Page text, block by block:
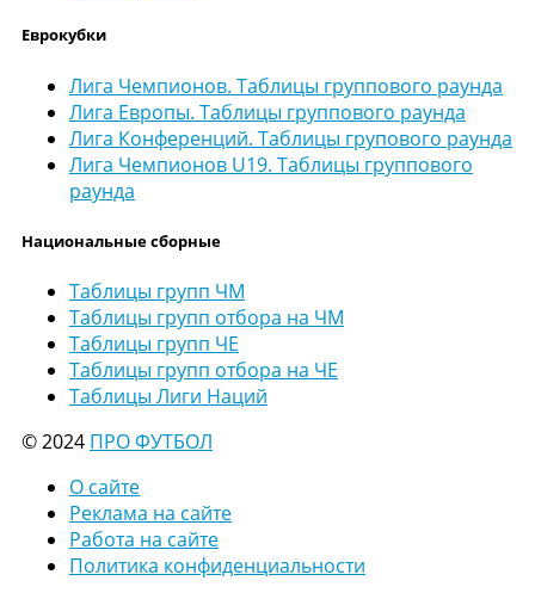
Еврокубки
Лига Чемпионов. Таблицы группового раунда
Лига Европы. Таблицы группового раунда
Лига Конференций. Таблицы групового раунда
Лига Чемпионов U19. Таблицы группового
раунда
Национальные сборные
Таблицы групп ЧМ
Таблицы групп отбора на ЧМ
Таблицы групп ЧЕ
Таблицы групп отбора на ЧЕ
Таблицы Лиги Наций
© 2024 ПРО ФУТБОЛ
О сайте
Реклама на сайте
Работа на сайте
Политика конфиденциальности